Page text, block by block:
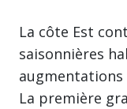
La côte Est
saisonnières
augmentations
La première